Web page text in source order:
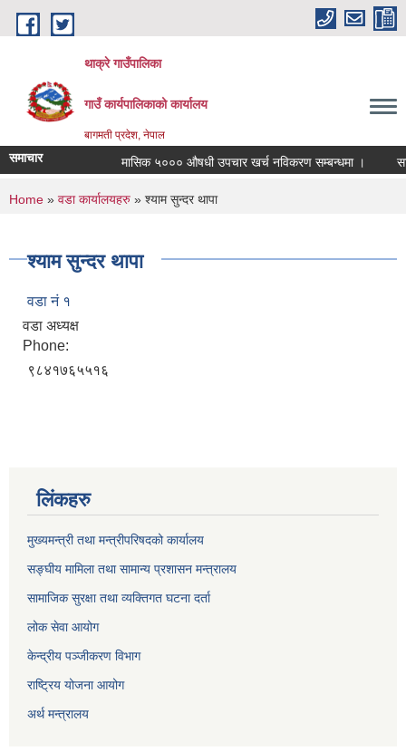
Skip to main content
थाक्रे गाउँपालिका
गाउँ कार्यपालिकाको कार्यालय
बागमती प्रदेश, नेपाल
समाचार मासिक ५००० औषधी उपचार खर्च नविकरण सम्बन्धमा ।
You are here
Home » वडा कार्यालयहरु » श्याम सुन्दर थापा
श्याम सुन्दर थापा
वडा नं १
वडा अध्यक्ष
Phone:
९८४१७६५५१६
लिंकहरु
मुख्यमन्त्री तथा मन्त्रीपरिषदको कार्यालय
सङ्घीय मामिला तथा सामान्य प्रशासन मन्त्रालय
सामाजिक सुरक्षा तथा व्यक्तिगत घटना दर्ता
लोक सेवा आयोग
केन्द्रीय पञ्जीकरण विभाग
राष्ट्रिय योजना आयोग
अर्थ मन्त्रालय